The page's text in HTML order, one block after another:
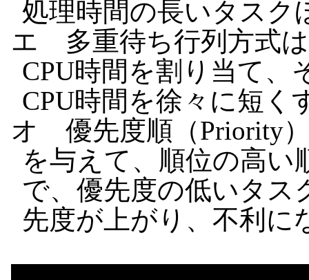
処理時間の長いタスク
エ 多重待ち行列方式
CPU時間を割り当て、
CPU時間を徐々に短く
オ 優先度順（Priority
を与えて、順位の高い
で、優先度の低いタス
先度が上がり、不利に